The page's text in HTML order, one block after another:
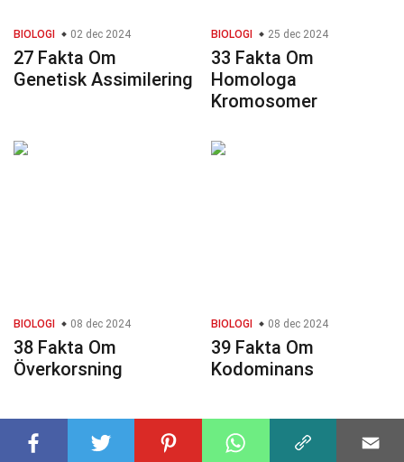
BIOLOGI 02 dec 2024
27 Fakta Om
Genetisk Assimilering
BIOLOGI 25 dec 2024
33 Fakta Om
Homologa
Kromosomer
BIOLOGI 08 dec 2024
38 Fakta Om
Överkorsning
BIOLOGI 08 dec 2024
39 Fakta Om
Kodominans